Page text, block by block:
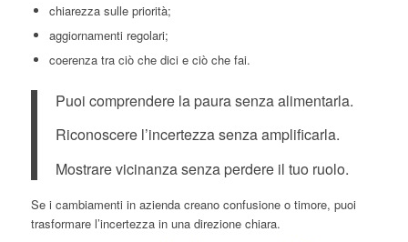
chiarezza sulle priorità;
aggiornamenti regolari;
coerenza tra ciò che dici e ciò che fai.
Puoi comprendere la paura senza alimentarla.
Riconoscere l’incertezza senza amplificarla.
Mostrare vicinanza senza perdere il tuo ruolo.
Se i cambiamenti in azienda creano confusione o timore, puoi
trasformare l’incertezza in una direzione chiara.